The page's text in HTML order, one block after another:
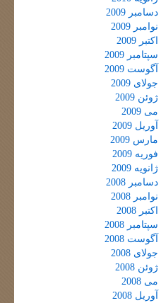
دسامبر 2009
نوامبر 2009
اکتبر 2009
سپتامبر 2009
آگوست 2009
جولای 2009
ژوئن 2009
می 2009
آوریل 2009
مارس 2009
فوریه 2009
ژانویه 2009
دسامبر 2008
نوامبر 2008
اکتبر 2008
سپتامبر 2008
آگوست 2008
جولای 2008
ژوئن 2008
می 2008
آوریل 2008